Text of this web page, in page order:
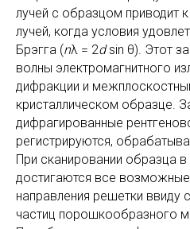
Условие Вульфа-Брэгга.
межплоскостные
обычно известна, а углы θ
Дифракция рентгеновских
интерференции
излучения и
рентгеновские лучи
трубкой, фильтруются для